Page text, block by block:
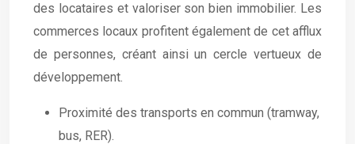
des locataires et valoriser son bien immobilier. Les
commerces locaux profitent également de cet afflux
de personnes, créant ainsi un cercle vertueux de
développement.
Proximité des transports en commun (tramway,
bus, RER).